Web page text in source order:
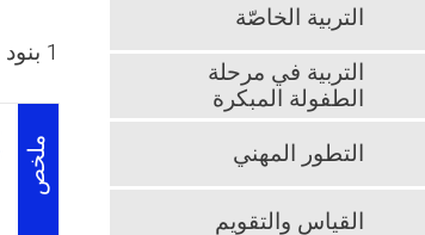
1 بنود
ملخص
التربية الخاصّة
التربية في مرحلة
الطفولة المبكرة
التطور المهني
القياس والتقويم